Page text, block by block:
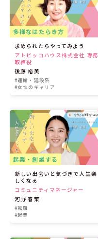
多様なはたらき方
求められたらやってみよう
アトピッコハウス株式会社 専務
取締役
後藤 裕美
#運輸・建設系
#女性のキャリア
起業・創業する
新しい出会いと気づきで人生楽
しくなる
コミュニティマネージャー
河野 春菜
#転職
#起業